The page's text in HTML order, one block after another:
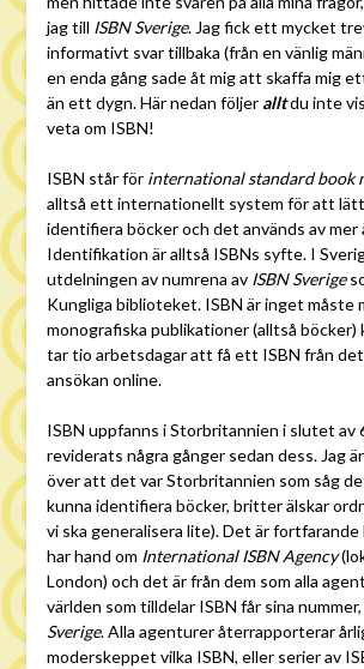
jag till ISBN Sverige. Jag fick ett mycket
informativt svar tillbaka (från en vänlig
en enda gång sade åt mig att skaffa mig
än ett dygn. Här nedan följer alltdu inte
veta om ISBN!
ISBN står för international standard book
alltså ett internationellt system för att
identifiera böcker och det används av mer
Identifikation är alltså ISBNs syfte. I
utdelningen av numrena av ISBN Sverige
Kungliga biblioteket. ISBN är inget måste
monografiska publikationer (alltså böcker)
tar tio arbetsdagar att få ett ISBN från
ansökan online.
ISBN uppfanns i Storbritannien i slutet av
reviderats några gånger sedan dess. Jag
över att det var Storbritannien som såg
kunna identifiera böcker, britter älskar
vi ska generalisera lite). Det är
har hand om International ISBN Agency
London) och det är från dem som alla
världen som tilldelar ISBN får sina
Sverige. Alla agenturer återrapporterar
moderskeppet vilka ISBN, eller serier av